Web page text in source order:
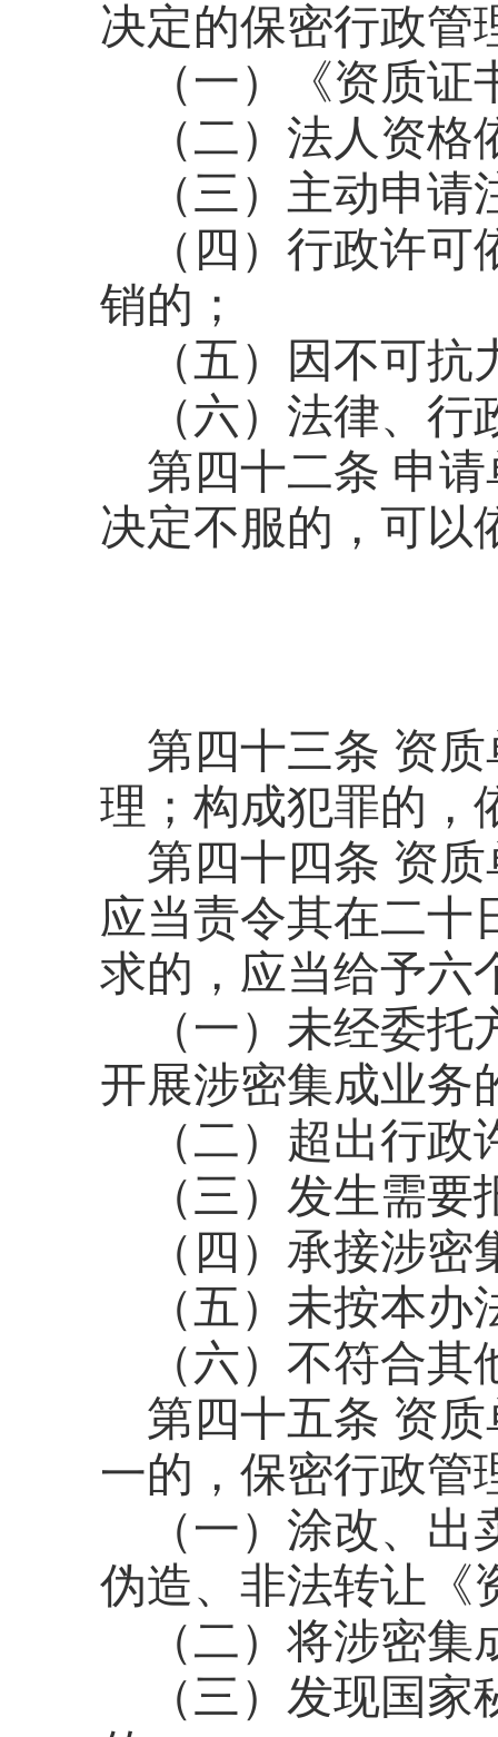
决定的保密行政管
（一）《资质
（二）法人资
（三）主动申
（四）行政许
销的；
（五）因不可
（六）法律、
第四十二条 申
决定不服的，可以
第四十三条 资
理；构成犯罪的，
第四十四条 资
应当责令其在二十
求的，应当给予六
（一）未经委
开展涉密集成业务
（二）超出行
（三）发生需
（四）承接涉
（五）未按本
（六）不符合
第四十五条 资
一的，保密行政管
（一）涂改、
伪造、非法转让《
（二）将涉密
（三）发现国